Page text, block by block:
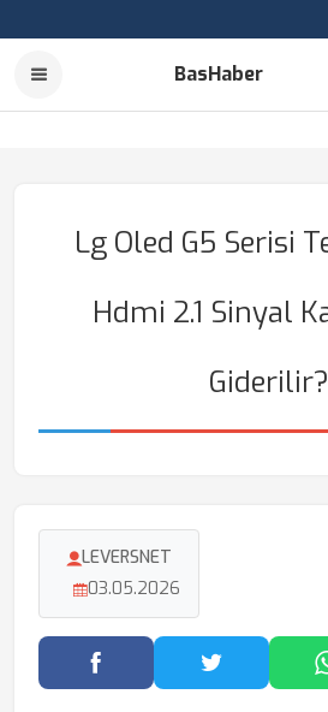
BasHaber
Lg Oled G5 Serisi
Hdmi 2.1 Sinyal
Giderilir?
LEVERSNET
03.05.2026
Facebook'ta Paylaş
Twitter'da